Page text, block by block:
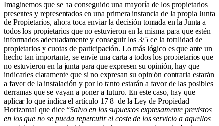
Imaginemos que se ha conseguido una mayoría de los propietarios
presentes y representados en una primera instancia de la propia Junta
de Propietarios, ahora toca enviar la decisión tomada en la Junta a
todos los propietarios que no estuvieron en la misma para que estén
informados adecuadamente y conseguir los 3/5 de la totalidad de
propietarios y cuotas de participación. Lo más lógico es que ante un
hecho tan importante, se envíe una carta a todos los propietarios que
no estuvieron en la junta para que expresen su opinión, hay que
indicarles claramente que si no expresan su opinión contraria estarán
a favor de la instalación y por lo tanto estarán a favor de las posibles
derramas que se vayan a poner a futuro. En este caso, hay que
aplicar lo que indica el artículo 17.8 de la Ley de Propiedad
Horizontal que dice “Salvo en los supuestos expresamente previstos
en los que no se pueda repercutir el coste de los servicio a aquellos